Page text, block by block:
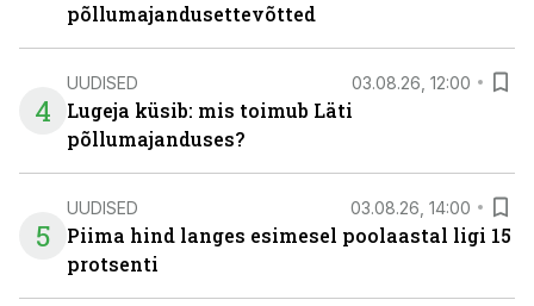
põllumajandusettevõtted
4
UUDISED 03.08.26, 12:00
Lugeja küsib: mis toimub Läti
põllumajanduses?
5
UUDISED 03.08.26, 14:00
Piima hind langes esimesel poolaastal ligi 15
protsenti